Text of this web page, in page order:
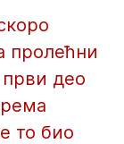
пролећни
део
то био